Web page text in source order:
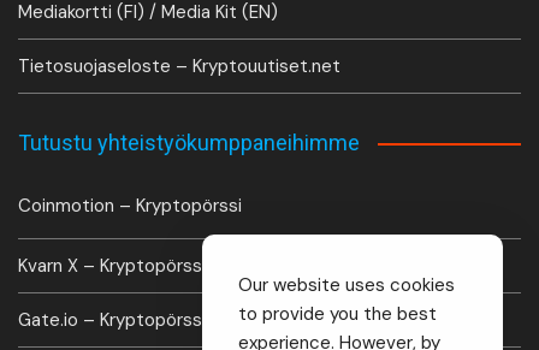
Mediakortti (FI) / Media Kit (EN)
Tietosuojaseloste – Kryptouutiset.net
Tutustu yhteistyökumppaneihimme
Coinmotion – Kryptopörssi
Kvarn X – Kryptopörssi
Gate.io – Kryptopörssi
Our website uses cookies
to provide you the best
experience. However, by